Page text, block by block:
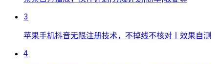
3
苹果手机抖音无限注册技术，不掉线不核对丨效果自测
4